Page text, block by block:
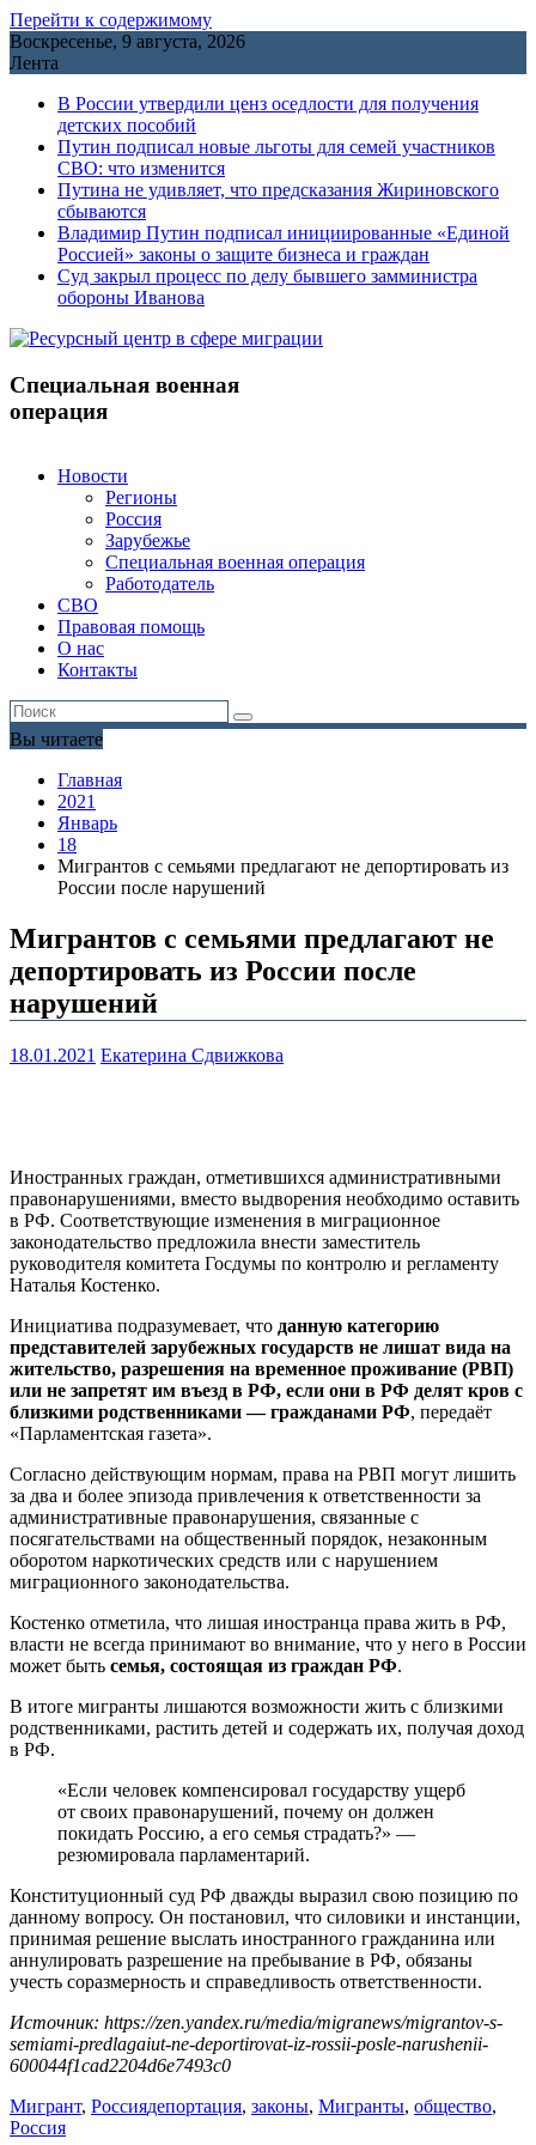
Перейти к содержимому
Воскресенье, 9 августа, 2026
Лента
В России утвердили ценз оседлости для получения
детских пособий
Путин подписал новые льготы для семей участников
СВО: что изменится
Путина не удивляет, что предсказания Жириновского
сбываются
Владимир Путин подписал инициированные «Единой
Россией» законы о защите бизнеса и граждан
Cуд закрыл процесс по делу бывшего замминистра
обороны Иванова
Специальная военная
операция
Новости
Регионы
Россия
Зарубежье
Специальная военная операция
Работодатель
СВО
Правовая помощь
О нас
Контакты
Вы читаете
Главная
2021
Январь
18
Мигрантов с семьями предлагают не депортировать из
России после нарушений
Мигрантов с семьями предлагают не
депортировать из России после
нарушений
18.01.2021 Екатерина Сдвижкова
Иностранных граждан, отметившихся административными
правонарушениями, вместо выдворения необходимо оставить
в РФ. Соответствующие изменения в миграционное
законодательство предложила внести заместитель
руководителя комитета Госдумы по контролю и регламенту
Наталья Костенко.
Инициатива подразумевает, что данную категорию
представителей зарубежных государств не лишат вида на
жительство, разрешения на временное проживание (РВП)
или не запретят им въезд в РФ, если они в РФ делят кров с
близкими родственниками — гражданами РФ, передаёт
«Парламентская газета».
Согласно действующим нормам, права на РВП могут лишить
за два и более эпизода привлечения к ответственности за
административные правонарушения, связанные с
посягательствами на общественный порядок, незаконным
оборотом наркотических средств или с нарушением
миграционного законодательства.
Костенко отметила, что лишая иностранца права жить в РФ,
власти не всегда принимают во внимание, что у него в России
может быть семья, состоящая из граждан РФ.
В итоге мигранты лишаются возможности жить с близкими
родственниками, растить детей и содержать их, получая доход
в РФ.
«Если человек компенсировал государству ущерб
от своих правонарушений, почему он должен
покидать Россию, а его семья страдать?» —
резюмировала парламентарий.
Конституционный суд РФ дважды выразил свою позицию по
данному вопросу. Он постановил, что силовики и инстанции,
принимая решение выслать иностранного гражданина или
аннулировать разрешение на пребывание в РФ, обязаны
учесть соразмерность и справедливость ответственности.
Источник: https://zen.yandex.ru/media/migranews/migrantov-s-
semiami-predlagaiut-ne-deportirovat-iz-rossii-posle-narushenii-
600044f1cad2204d6e7493c0
Мигрант, Россиядепортация, законы, Мигранты, общество,
Россия